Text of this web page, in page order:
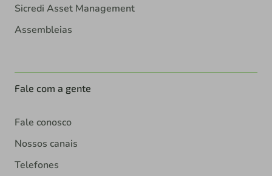
Sicredi Asset Management
Assembleias
Fale com a gente
Fale conosco
Nossos canais
Telefones